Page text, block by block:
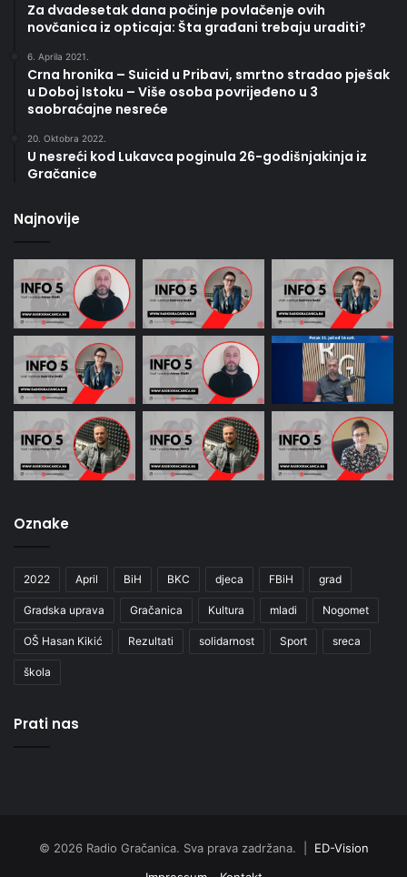
Za dvadesetak dana počinje povlačenje ovih
novčanica iz opticaja: Šta građani trebaju uraditi?
6. Aprila 2021.
Crna hronika – Suicid u Pribavi, smrtno stradao pješak
u Doboj Istoku – Više osoba povrijeđeno u 3
saobraćajne nesreće
20. Oktobra 2022.
U nesreći kod Lukavca poginula 26-godišnjakinja iz
Gračanice
Najnovije
Oznake
2022 April BiH BKC djeca FBiH grad
Gradska uprava Gračanica Kultura mladi Nogomet
OŠ Hasan Kikić Rezultati solidarnost Sport sreca
škola
Prati nas
© 2026 Radio Gračanica. Sva prava zadržana. | ED-Vision